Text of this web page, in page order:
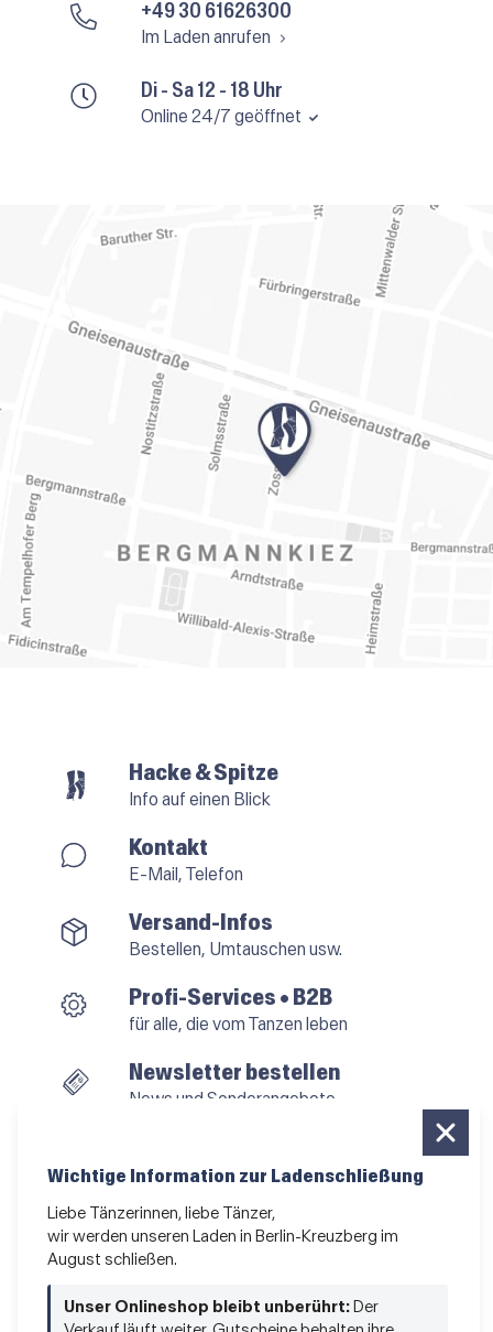
Di - Sa 12 - 18 Uhr
Online 24/7 geöffnet
+49 30 61626300
Im Laden anrufen
Hacke & Spitze
Info auf einen Blick
Kontakt
E-Mail, Telefon
Versand-Infos
Bestellen, Umtauschen usw.
Profi-Services • B2B
für alle, die vom Tanzen leben
Newsletter bestellen
News und Sonderangebote
AGB•Impressum• Datenschutz
Wichtige Information zur Ladenschließung
Liebe Tänzerinnen, liebe Tänzer,
wir werden unseren Laden in Berlin-Kreuzberg im
August schließen.
Unser Onlineshop bleibt unberührt: Der